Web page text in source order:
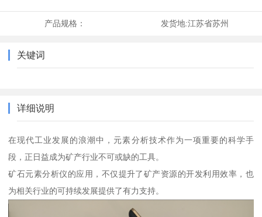
产品规格： 发货地:江苏省苏州
关键词
详细说明
在现代工业发展的浪潮中，元素分析技术作为一项重要的科学手
段，正日益成为矿产行业不可或缺的工具。
矿石元素分析仪的应用，不仅提升了矿产资源的开发利用效率，也
为相关行业的可持续发展提供了有力支持。